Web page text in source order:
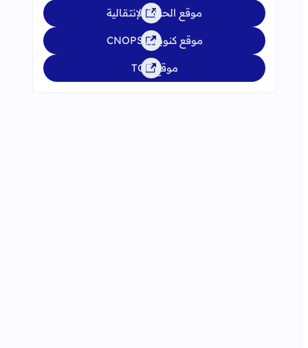
موقع الحركة الإنتقالية
موقع كنوبس CNOPS
موقع TGR